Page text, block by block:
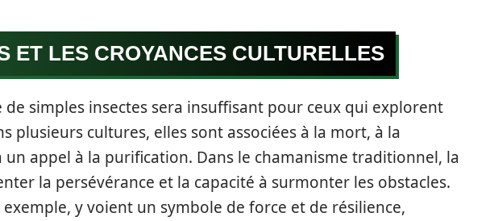
ET LES CROYANCES CULTURELLES
de simples insectes sera insuffisant pour ceux qui explorent
plusieurs cultures, elles sont associées à la mort, à la
un appel à la purification. Dans le chamanisme traditionnel, la
la persévérance et la capacité à surmonter les obstacles.
y voient un symbole de force et de résilience,